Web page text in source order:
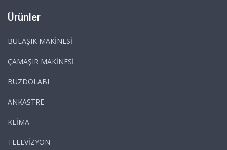
Ürünler
BULAŞIK MAKİNESİ
ÇAMAŞIR MAKİNESİ
BUZDOLABI
ANKASTRE
KLİMA
TELEVİZYON